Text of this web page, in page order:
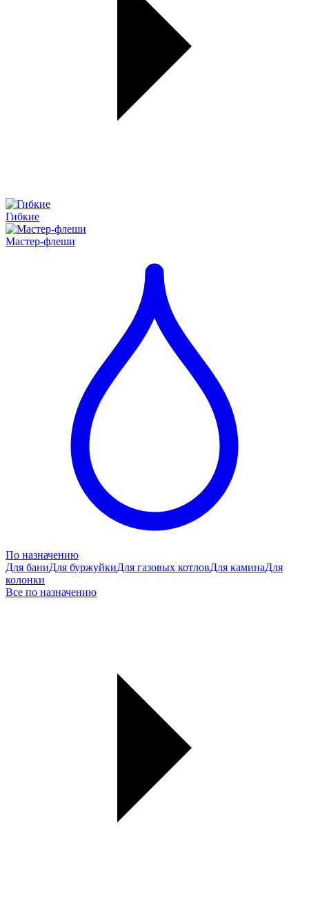
Гибкие
Мастер-флеши
По назначению
Для баниДля буржуйкиДля газовых котловДля каминаДля
колонки
Все по назначению